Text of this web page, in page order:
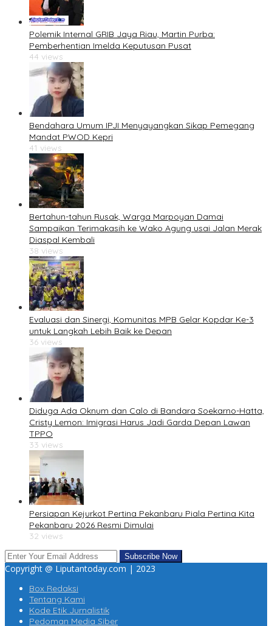
Polemik Internal GRIB Jaya Riau, Martin Purba:
Pemberhentian Imelda Keputusan Pusat
44 views
Bendahara Umum IPJI Menyayangkan Sikap Pemegang
Mandat PWOD Kepri
41 views
Bertahun-tahun Rusak, Warga Marpoyan Damai
Sampaikan Terimakasih ke Wako Agung usai Jalan Merak
Diaspal Kembali
38 views
Evaluasi dan Sinergi, Komunitas MPB Gelar Kopdar Ke-3
untuk Langkah Lebih Baik ke Depan
36 views
Diduga Ada Oknum dan Calo di Bandara Soekarno-Hatta,
Cristy Lemon: Imigrasi Harus Jadi Garda Depan Lawan
TPPO
33 views
Persiapan Kejurkot Pertina Pekanbaru Piala Pertina Kita
Pekanbaru 2026 Resmi Dimulai
32 views
Copyright @ Liputantoday.com | 2023
Box Redaksi
Tentang Kami
Kode Etik Jurnalistik
Pedoman Media Siber